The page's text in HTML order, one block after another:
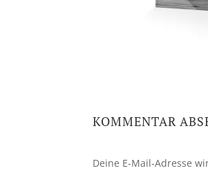
KOMMENTAR
Deine E-Mail-Adresse